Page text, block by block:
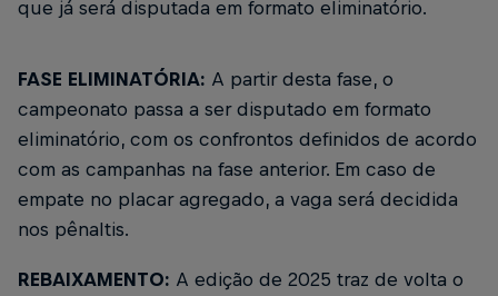
que já será disputada em formato eliminatório.
FASE ELIMINATÓRIA: A partir desta fase, o
campeonato passa a ser disputado em formato
eliminatório, com os confrontos definidos de acordo
com as campanhas na fase anterior. Em caso de
empate no placar agregado, a vaga será decidida
nos pênaltis.
REBAIXAMENTO: A edição de 2025 traz de volta o